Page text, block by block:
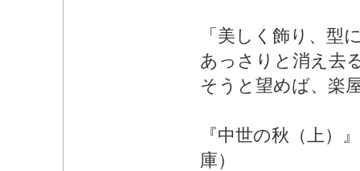
「美しく飾り、型
あっさりと消え去
そうと望めば、楽
『中世の秋（上）
庫）